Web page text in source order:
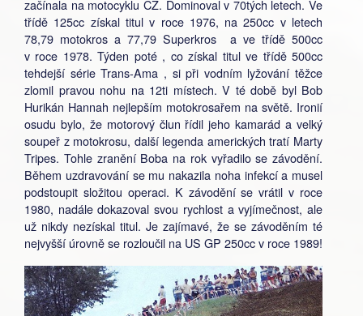
začínala na motocyklu ČZ. Dominoval v 70tých letech. Ve
třídě 125cc získal titul v roce 1976, na 250cc v letech
78,79 motokros a 77,79 Superkros a ve třídě 500cc
v roce 1978. Týden poté , co získal titul ve třídě 500cc
tehdejší série Trans-Ama , si při vodním lyžování těžce
zlomil pravou nohu na 12ti místech. V té době byl Bob
Hurikán Hannah nejlepším motokrosařem na světě. Ironií
osudu bylo, že motorový člun řídil jeho kamarád a velký
soupeř z motokrosu, další legenda amerických tratí Marty
Tripes. Tohle zranění Boba na rok vyřadilo se závodění.
Během uzdravování se mu nakazila noha infekcí a musel
podstoupit složitou operaci. K závodění se vrátil v roce
1980, nadále dokazoval svou rychlost a vyjímečnost, ale
už nikdy nezískal titul. Je zajímavé, že se závoděním té
nejvyšší úrovně se rozloučil na US GP 250cc v roce 1989!